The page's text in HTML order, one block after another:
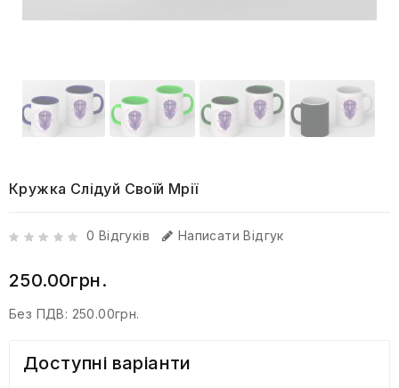
Кружка Слідуй Своїй Мрії
0 Відгуків Написати Відгук
250.00грн.
Без ПДВ: 250.00грн.
Доступні варіанти